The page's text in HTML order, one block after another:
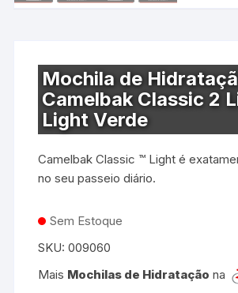
Mochila de
Camelbak Classic 2
Light Verde
Camelbak Classic ™ Light é
no seu passeio diário.
Sem Estoque
SKU:009060
Mais Mochilas de Hidratação na